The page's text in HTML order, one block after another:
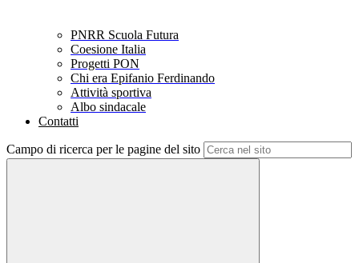
PNRR Scuola Futura
Coesione Italia
Progetti PON
Chi era Epifanio Ferdinando
Attività sportiva
Albo sindacale
Contatti
Campo di ricerca per le pagine del sito